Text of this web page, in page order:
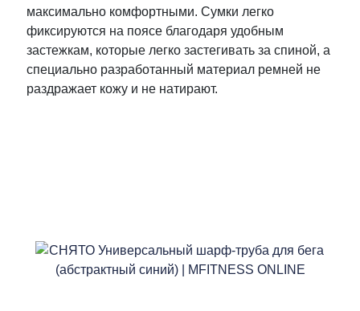
максимально комфортными. Сумки легко
фиксируются на поясе благодаря удобным
застежкам, которые легко застегивать за спиной, а
специально разработанный материал ремней не
раздражает кожу и не натирают.